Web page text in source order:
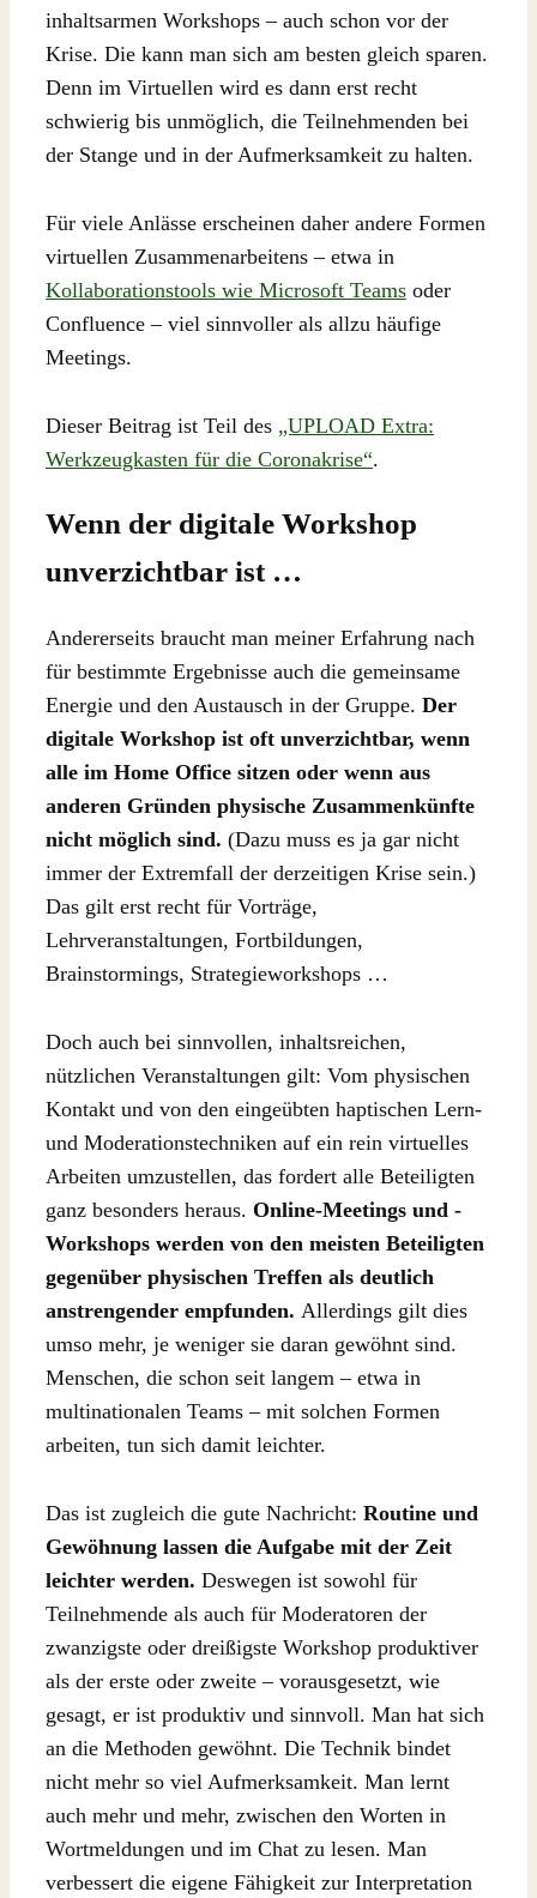
inhaltsarmen Workshops – auch schon vor der
Krise. Die kann man sich am besten gleich sparen.
Denn im Virtuellen wird es dann erst recht
schwierig bis unmöglich, die Teilnehmenden bei
der Stange und in der Aufmerksamkeit zu halten.
Für viele Anlässe erscheinen daher andere Formen
virtuellen Zusammenarbeitens – etwa in
Kollaborationstools wie Microsoft Teams oder
Confluence – viel sinnvoller als allzu häufige
Meetings.
Dieser Beitrag ist Teil des „UPLOAD Extra:
Werkzeugkasten für die Coronakrise“.
Wenn der digitale Workshop
unverzichtbar ist …
Andererseits braucht man meiner Erfahrung nach
für bestimmte Ergebnisse auch die gemeinsame
Energie und den Austausch in der Gruppe. Der
digitale Workshop ist oft unverzichtbar, wenn
alle im Home Office sitzen oder wenn aus
anderen Gründen physische Zusammenkünfte
nicht möglich sind. (Dazu muss es ja gar nicht
immer der Extremfall der derzeitigen Krise sein.)
Das gilt erst recht für Vorträge,
Lehrveranstaltungen, Fortbildungen,
Brainstormings, Strategieworkshops …
Doch auch bei sinnvollen, inhaltsreichen,
nützlichen Veranstaltungen gilt: Vom physischen
Kontakt und von den eingeübten haptischen Lern-
und Moderationstechniken auf ein rein virtuelles
Arbeiten umzustellen, das fordert alle Beteiligten
ganz besonders heraus. Online-Meetings und -
Workshops werden von den meisten Beteiligten
gegenüber physischen Treffen als deutlich
anstrengender empfunden. Allerdings gilt dies
umso mehr, je weniger sie daran gewöhnt sind.
Menschen, die schon seit langem – etwa in
multinationalen Teams – mit solchen Formen
arbeiten, tun sich damit leichter.
Das ist zugleich die gute Nachricht: Routine und
Gewöhnung lassen die Aufgabe mit der Zeit
leichter werden. Deswegen ist sowohl für
Teilnehmende als auch für Moderatoren der
zwanzigste oder dreißigste Workshop produktiver
als der erste oder zweite – vorausgesetzt, wie
gesagt, er ist produktiv und sinnvoll. Man hat sich
an die Methoden gewöhnt. Die Technik bindet
nicht mehr so viel Aufmerksamkeit. Man lernt
auch mehr und mehr, zwischen den Worten in
Wortmeldungen und im Chat zu lesen. Man
verbessert die eigene Fähigkeit zur Interpretation